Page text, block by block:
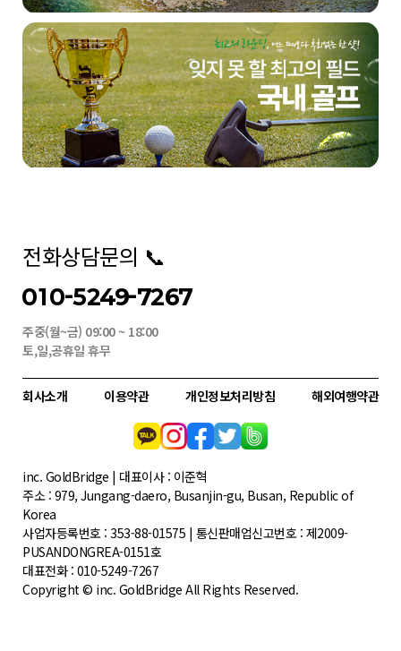
전화상담문의 📞
010-5249-7267
주중(월~금) 09:00 ~ 18:00
토,일,공휴일 휴무
회사소개 이용약관 개인정보처리방침 해외여행약관
inc. GoldBridge | 대표이사 : 이준혁
주소 : 979, Jungang-daero, Busanjin-gu, Busan, Republic of
Korea
사업자등록번호 : 353-88-01575 | 통신판매업신고번호 : 제2009-
PUSANDONGREA-0151호
대표전화 : 010-5249-7267
Copyright © inc. GoldBridge All Rights Reserved.